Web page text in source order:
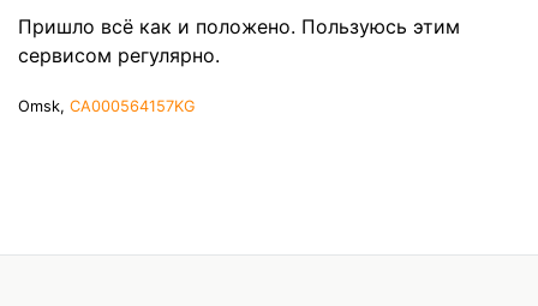
Пришло всё как и положено. Пользуюсь этим
сервисом регулярно.
Omsk, CA000564157KG